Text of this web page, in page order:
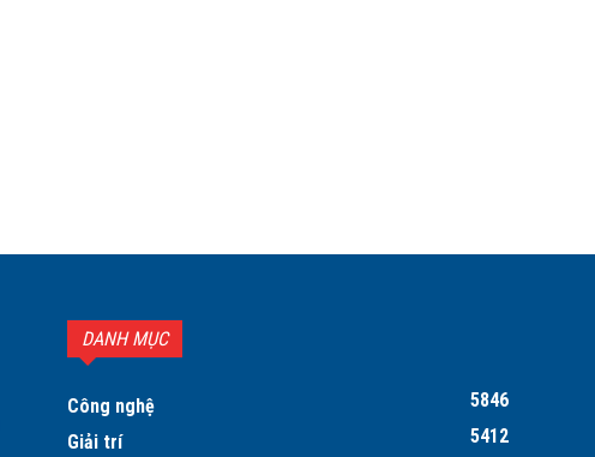
DANH MỤC
Công nghệ
5846
Giải trí
5412